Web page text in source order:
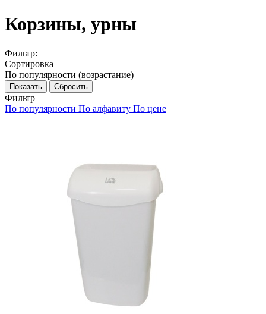
Корзины, урны
Фильтр:
Сортировка
По популярности (возрастание)
Показать Сбросить
Фильтр
По популярности По алфавиту По цене